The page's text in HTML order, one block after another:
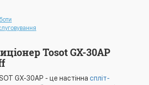
Tosot GX-30AP
GX-30AP - це настінна спліт-